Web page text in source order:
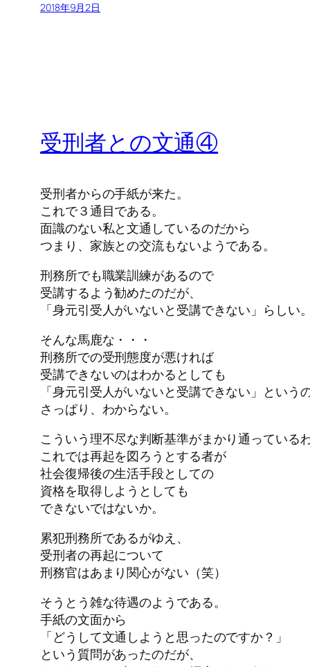
2018年9月2日
受刑者との文通④
受刑者からの手紙が来た。
これで３通目である。
面識のない私と文通しているのだから
つまり、家族との交流もないようである。
刑務所でも職業訓練があるので
受講するよう勧めたのだが、
「身元引受人がいないと受講できない」らしい。
そんな馬鹿な・・・
刑務所での受刑態度が悪ければ
受講できないのはわかるとしても
「身元引受人がいないと受講できない」という
さっぱり、わからない。
こういう理不尽な判断基準がまかり通っている
これでは再起を図ろうとする者が
社会復帰後の生活手段としての
資格を取得しようとしても
できないではないか。
累犯刑務所であるがゆえ、
受刑者の再起について
刑務官はあまり関心がない（笑）
そうとう雑な待遇のようである。
手紙の文面から
「どうして文通しようと思ったのですか？」
という質問があったのだが、